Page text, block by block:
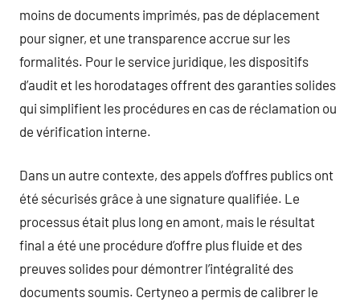
moins de documents imprimés, pas de déplacement
pour signer, et une transparence accrue sur les
formalités. Pour le service juridique, les dispositifs
d’audit et les horodatages offrent des garanties solides
qui simplifient les procédures en cas de réclamation ou
de vérification interne.
Dans un autre contexte, des appels d’offres publics ont
été sécurisés grâce à une signature qualifiée. Le
processus était plus long en amont, mais le résultat
final a été une procédure d’offre plus fluide et des
preuves solides pour démontrer l’intégralité des
documents soumis. Certyneo a permis de calibrer le